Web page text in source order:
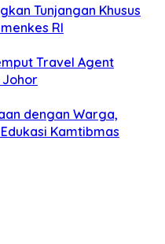
Tunjangan Khusus
RI
Travel Agent
Johor
dengan Warga,
Kamtibmas